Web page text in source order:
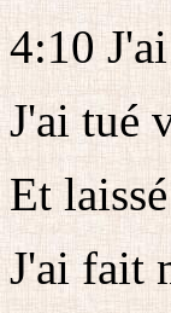
4:10
J'ai tué
Et
J'ai fait